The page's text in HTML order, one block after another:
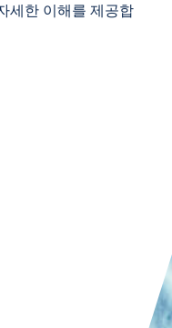
세한 이해를 제공합